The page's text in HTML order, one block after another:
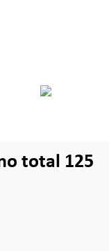
total 125